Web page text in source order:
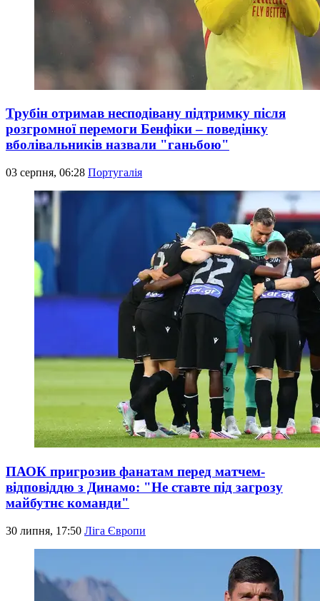
Трубін отримав несподівану підтримку після
розгромної перемоги Бенфіки – поведінку
вболівальників назвали "ганьбою"
03 серпня, 06:28 Португалія
ПАОК пригрозив фанатам перед матчем-
відповіддю з Динамо: "Не ставте під загрозу
майбутнє команди"
30 липня, 17:50 Ліга Європи